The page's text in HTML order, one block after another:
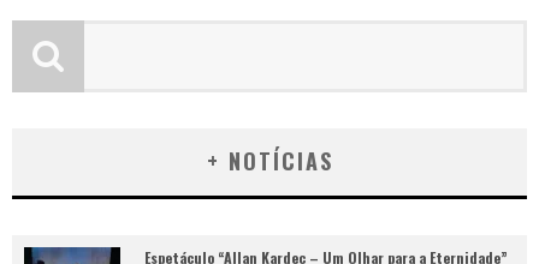
+ NOTÍCIAS
Espetáculo “Allan Kardec – Um Olhar para a Eternidade”